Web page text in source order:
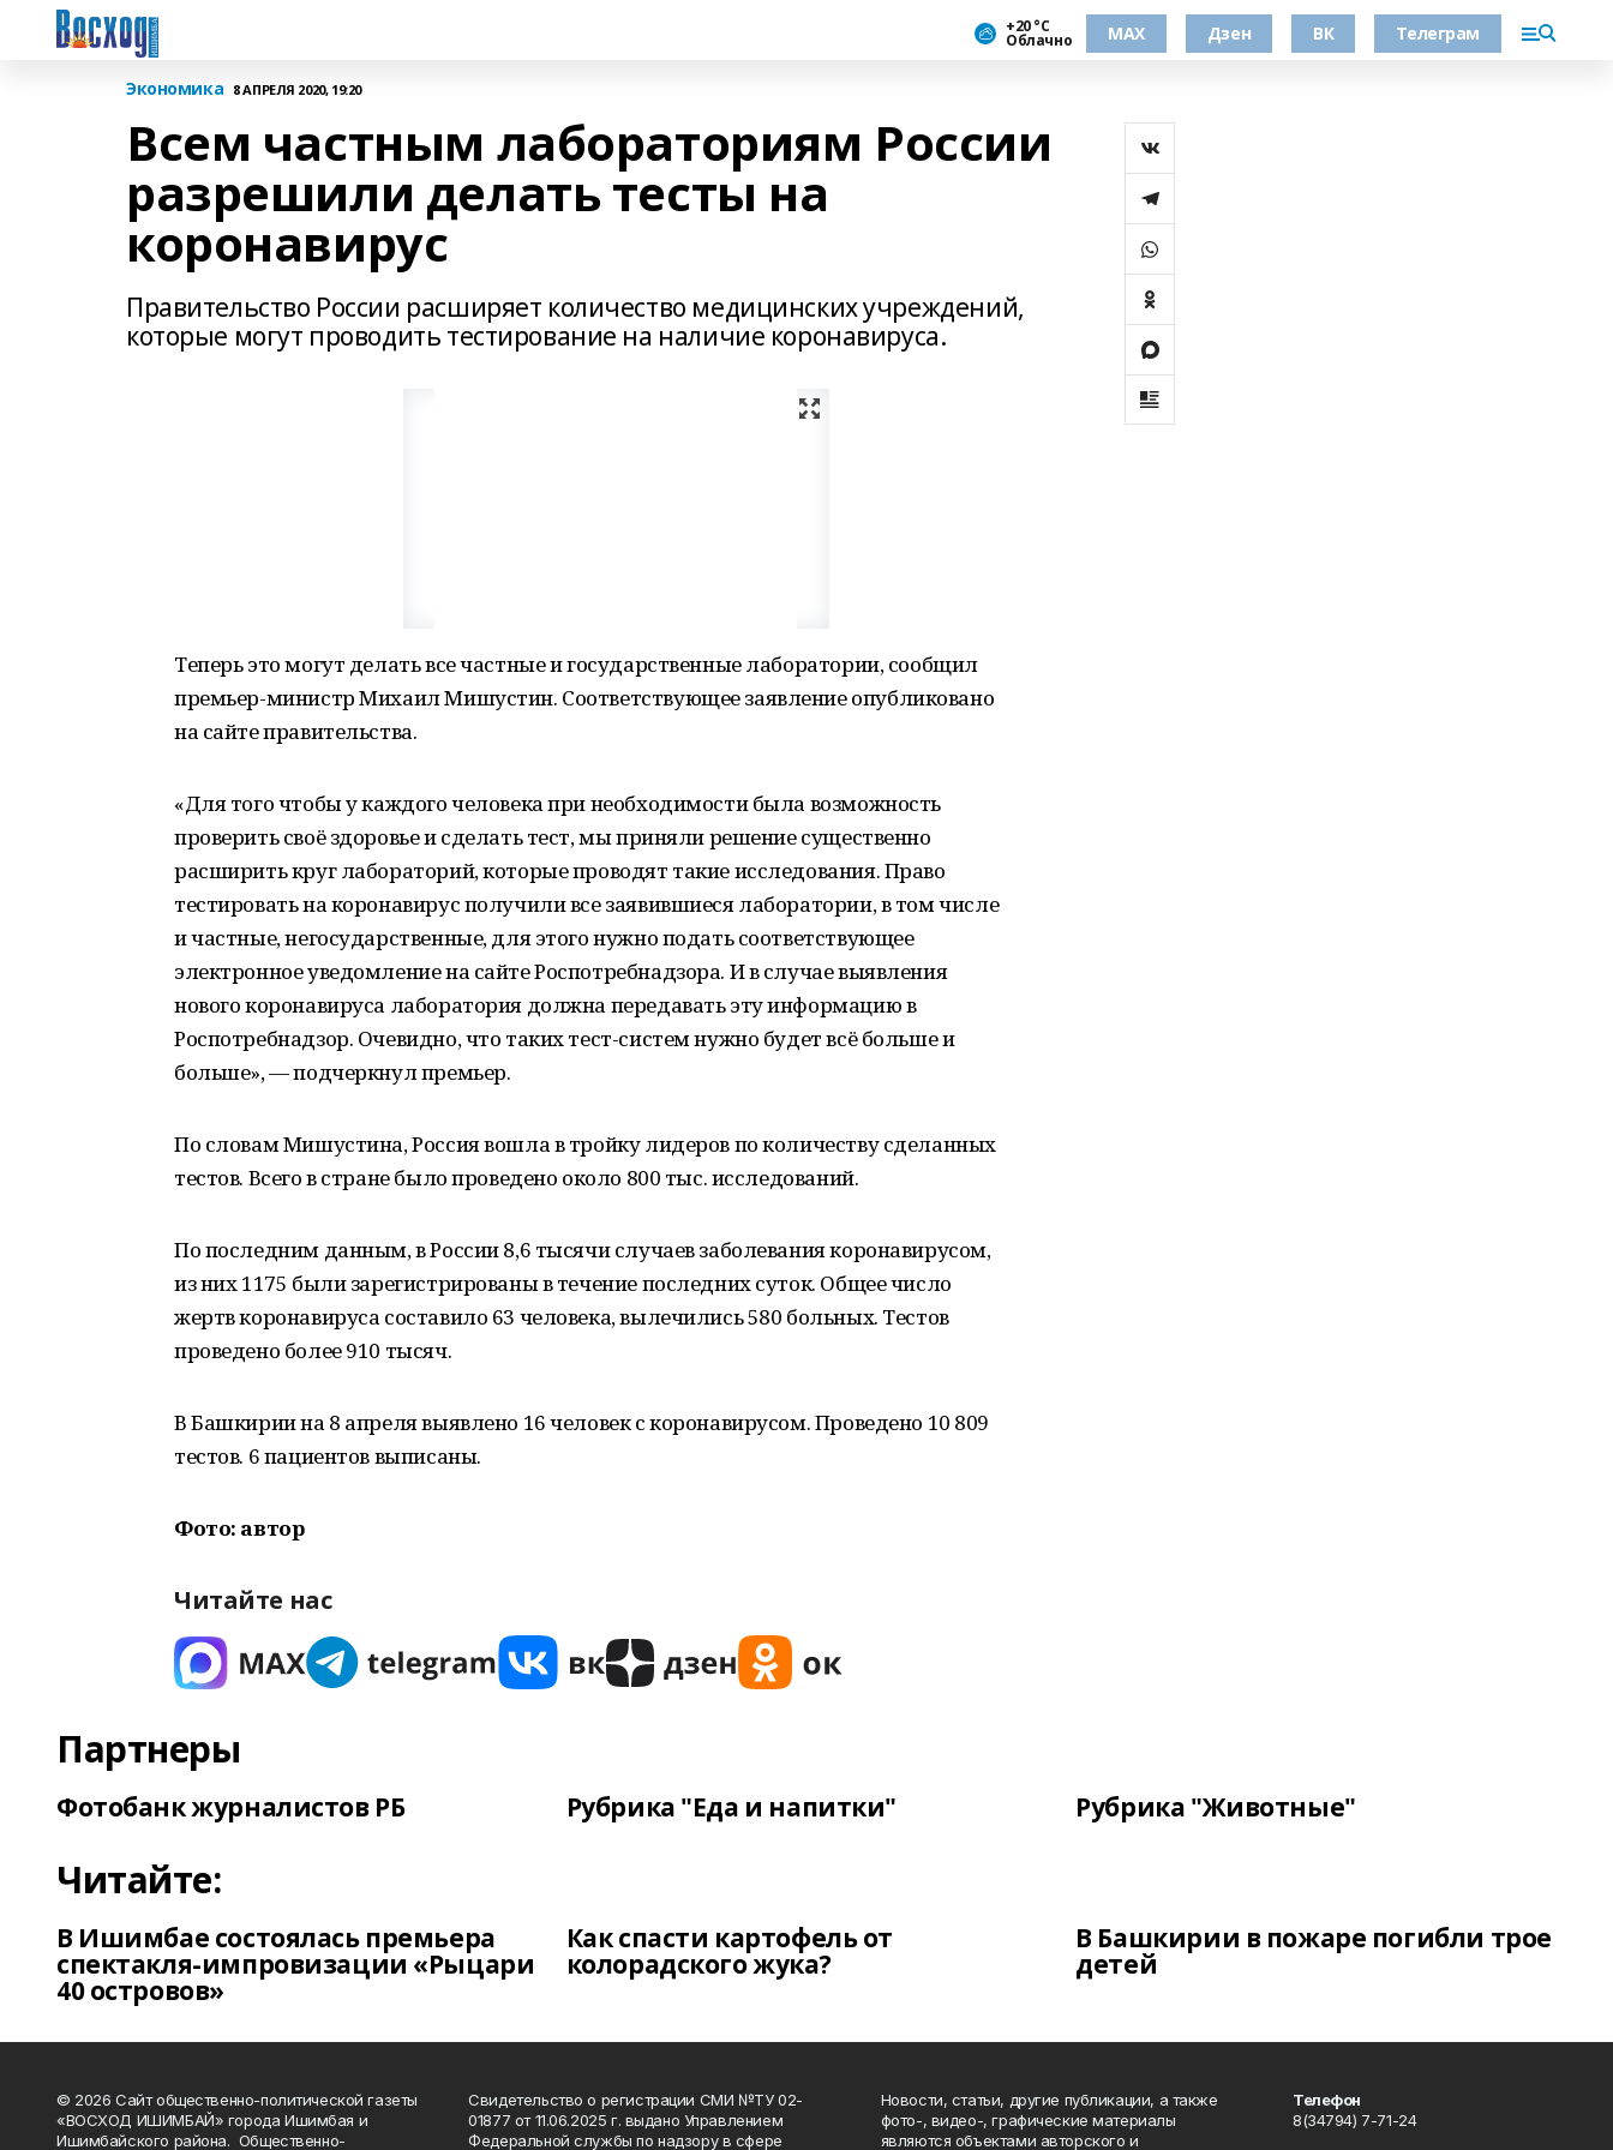
+20 °С
Облачно МАХ Дзен ВК Телеграм
Экономика 8 АПРЕЛЯ 2020, 19:20
Всем частным лабораториям России
разрешили делать тесты на
коронавирус
Правительство России расширяет количество медицинских учреждений,
которые могут проводить тестирование на наличие коронавируса.
Теперь это могут делать все частные и государственные лаборатории, сообщил
премьер-министр Михаил Мишустин. Соответствующее заявление опубликовано
на сайте правительства.
«Для того чтобы у каждого человека при необходимости была возможность
проверить своё здоровье и сделать тест, мы приняли решение существенно
расширить круг лабораторий, которые проводят такие исследования. Право
тестировать на коронавирус получили все заявившиеся лаборатории, в том числе
и частные, негосударственные, для этого нужно подать соответствующее
электронное уведомление на сайте Роспотребнадзора. И в случае выявления
нового коронавируса лаборатория должна передавать эту информацию в
Роспотребнадзор. Очевидно, что таких тест-систем нужно будет всё больше и
больше», — подчеркнул премьер.
По словам Мишустина, Россия вошла в тройку лидеров по количеству сделанных
тестов. Всего в стране было проведено около 800 тыс. исследований.
По последним данным, в России 8,6 тысячи случаев заболевания коронавирусом,
из них 1175 были зарегистрированы в течение последних суток. Общее число
жертв коронавируса составило 63 человека, вылечились 580 больных. Тестов
проведено более 910 тысяч.
В Башкирии на 8 апреля выявлено 16 человек с коронавирусом. Проведено 10 809
тестов. 6 пациентов выписаны.
Фото: автор
Читайте нас
Партнеры
Фотобанк журналистов РБ Рубрика "Еда и напитки" Рубрика "Животные"
Читайте:
В Ишимбае состоялась премьера
спектакля-импровизации «Рыцари
40 островов»
Как спасти картофель от
колорадского жука?
В Башкирии в пожаре погибли трое
детей
© 2026 Сайт общественно-политической газеты
«ВОСХОД ИШИМБАЙ» города Ишимбая и
Ишимбайского района. Общественно-
Свидетельство о регистрации СМИ №ТУ 02-
01877 от 11.06.2025 г. выдано Управлением
Федеральной службы по надзору в сфере
Новости, статьи, другие публикации, а также
фото-, видео-, графические материалы
являются объектами авторского и
Телефон
8(34794) 7-71-24